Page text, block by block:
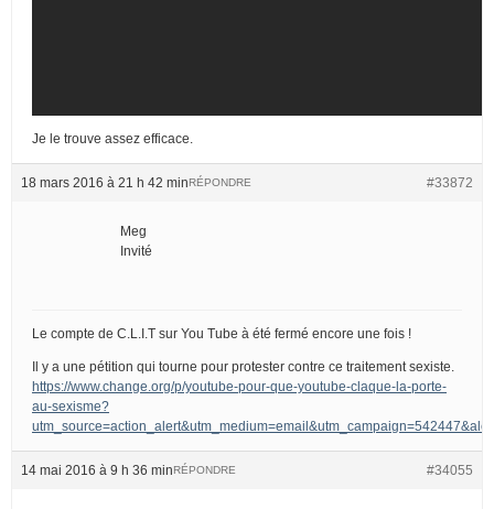
Je le trouve assez efficace.
18 mars 2016 à 21 h 42 min #33872
RÉPONDRE
Meg
Invité
Le compte de C.L.I.T sur You Tube à été fermé encore une fois !
Il y a une pétition qui tourne pour protester contre ce traitement sexiste.
https://www.change.org/p/youtube-pour-que-youtube-claque-la-porte-
au-sexisme?
14 mai 2016 à 9 h 36 min #34055
RÉPONDRE